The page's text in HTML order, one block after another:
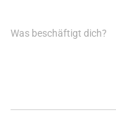
Was beschäftigt dich?